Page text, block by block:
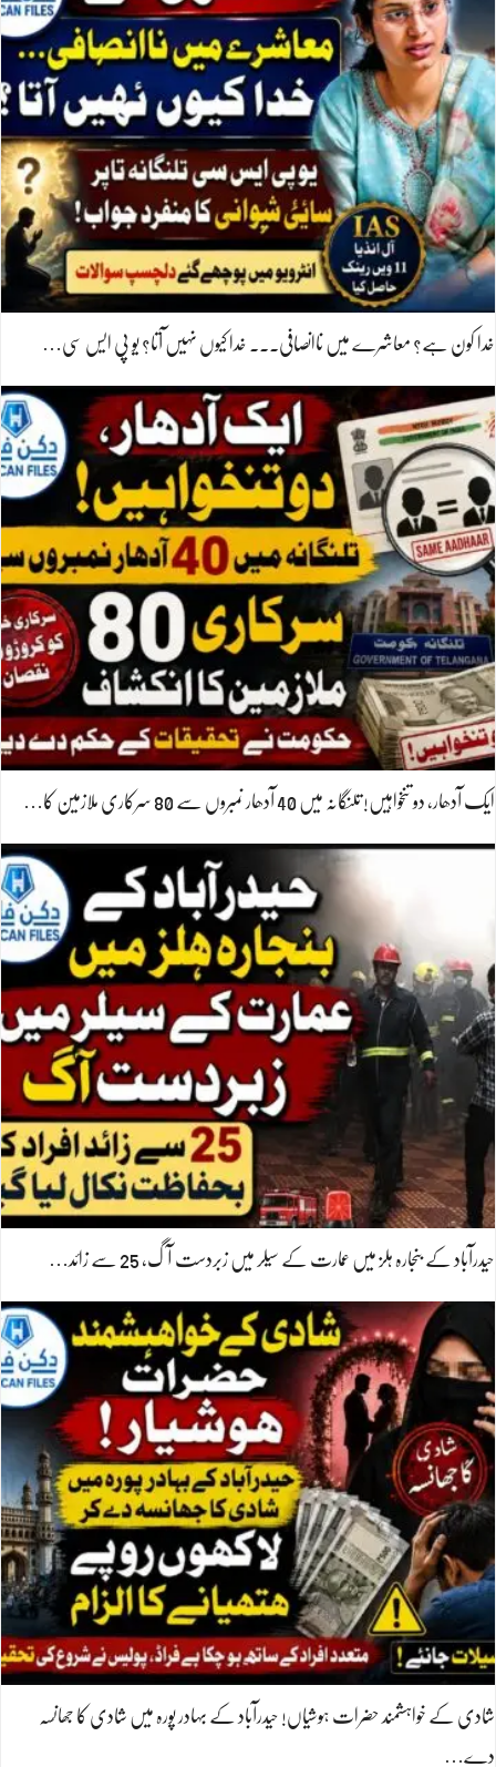
خدا کون ہے؟ معاشرے میں ناانصافی۔۔۔ خدا کیوں نہیں آتا؟ یو پی ایس سی…
ایک آدھار، دو تنخواہیں! تلنگانہ میں 40 آدھار نمبروں سے 80 سرکاری ملازمین کا…
حیدرآباد کے بنجارہ ہلز میں عمارت کے سیلر میں زبردست آگ، 25 سے زائد…
شادی کے خواہشمند حضرات ہوشیاں! حیدرآباد کے بہادر پورہ میں شادی کا جھانسہ
دے…